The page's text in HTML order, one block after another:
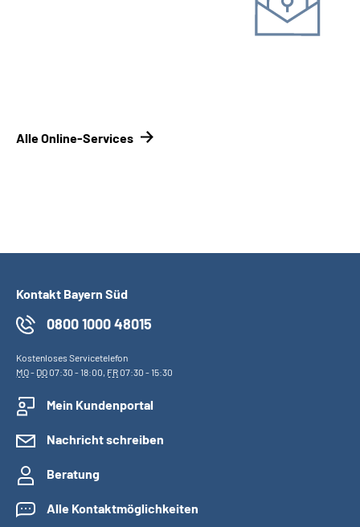
Alle Online-Services
Kontakt Bayern Süd
0800 1000 48015
Kostenloses Servicetelefon
MO- DO07:30 - 18:00, FR07:30 - 15:30
Mein Kundenportal
Nachricht schreiben
Beratung
Alle Kontaktmöglichkeiten